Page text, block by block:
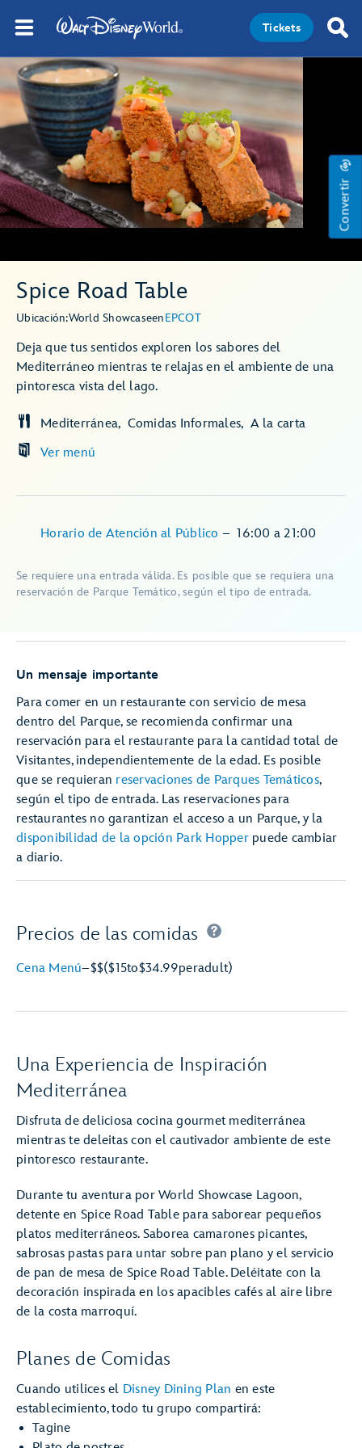
Tickets
Convertir
Spice Road Table
Ubicación:World ShowcaseenEPCOT
Deja que tus sentidos exploren los sabores del
Mediterráneo mientras te relajas en el ambiente de una
pintoresca vista del lago.
Ver menú
Mediterránea Comidas Informales A la carta
Horario de Atención al Público –16:00 a 21:00
Se requiere una entrada válida. Es posible que se requiera una
reservación de Parque Temático, según el tipo de entrada.
Un mensaje importante
Para comer en un restaurante con servicio de mesa
dentro del Parque, se recomienda confirmar una
reservación para el restaurante para la cantidad total de
Visitantes, independientemente de la edad. Es posible
que se requieran reservaciones de Parques Temáticos,
según el tipo de entrada. Las reservaciones para
restaurantes no garantizan el acceso a un Parque, y la
disponibilidad de la opción Park Hopperpuede cambiar
a diario.
Precios de las comidas
Cena Menú–$$($15to$34.99peradult)
Una Experiencia de Inspiración
Mediterránea
Disfruta de deliciosa cocina gourmet mediterránea
mientras te deleitas con el cautivador ambiente de este
pintoresco restaurante.
Durante tu aventura por World Showcase Lagoon,
detente en Spice Road Table para saborear pequeños
platos mediterráneos. Saborea camarones picantes,
sabrosas pastas para untar sobre pan plano y el servicio
de pan de mesa de Spice Road Table. Deléitate con la
decoración inspirada en los apacibles cafés al aire libre
de la costa marroquí.
Planes de Comidas
Cuando utilices el Disney Dining Plan en este
establecimiento, todo tu grupo compartirá:
Tagine